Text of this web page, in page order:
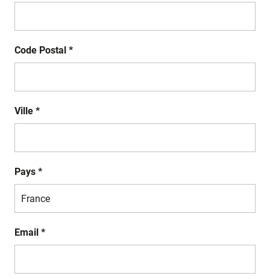
Code Postal *
Ville *
Pays *
Email *